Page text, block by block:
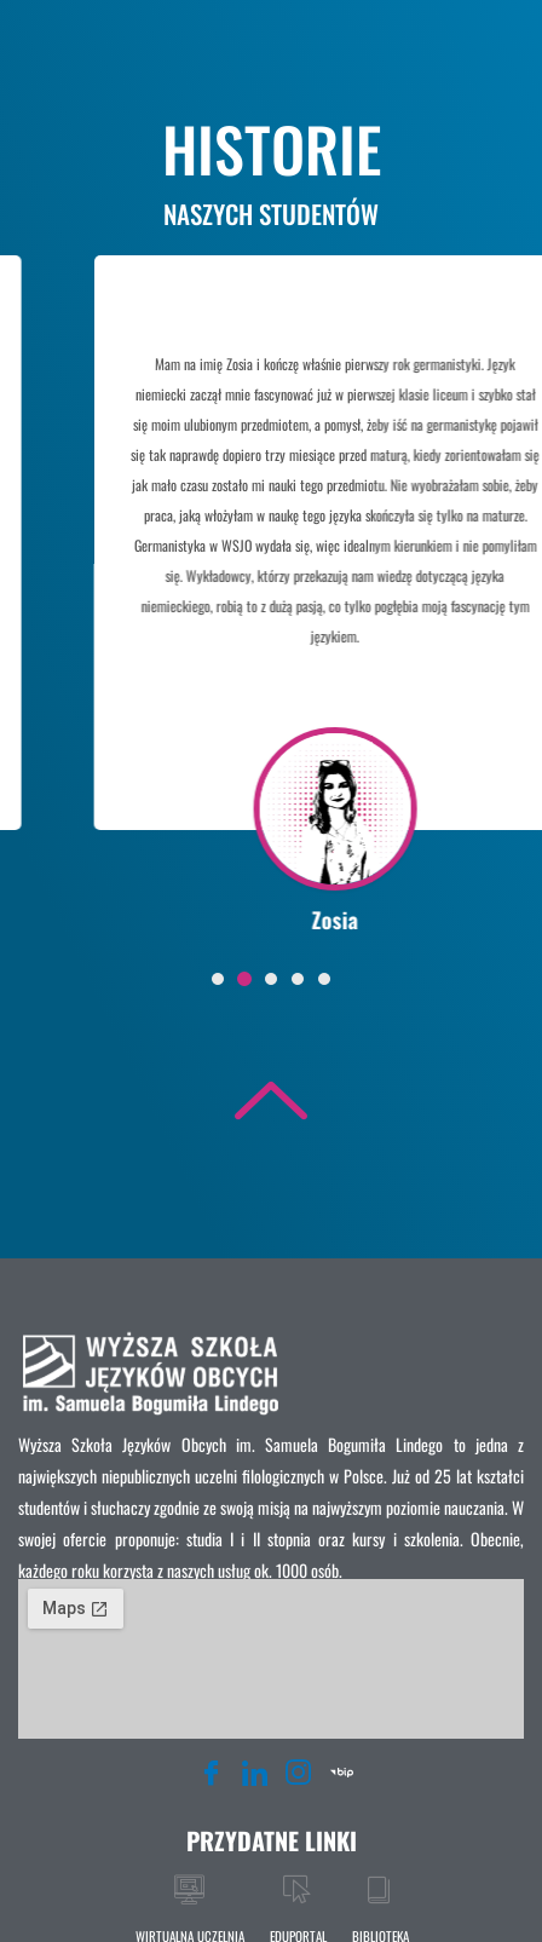
HISTORIE
NASZYCH STUDENTÓW
Mam na imię Zosia i kończę właśnie pierwszy rok germanistyki. Język
niemiecki zaczął mnie fascynować już w pierwszej klasie liceum i szybko stał
się moim ulubionym przedmiotem, a pomysł, żeby iść na germanistykę pojawił
się tak naprawdę dopiero trzy miesiące przed maturą, kiedy zorientowałam się
jak mało czasu zostało mi nauki tego przedmiotu. Nie wyobrażałam sobie, żeby
praca, jaką włożyłam w naukę tego języka skończyła się tylko na maturze.
Germanistyka w WSJO wydała się, więc idealnym kierunkiem i nie pomyliłam
się. Wykładowcy, którzy przekazują nam wiedzę dotyczącą języka
niemieckiego, robią to z dużą pasją, co tylko pogłębia moją fascynację tym
Wyższa Szkoła Języków Obcych im. Samuela Bogumiła Lindego to jedna z
największych niepublicznych uczelni filologicznych w Polsce. Już od 25 lat kształci
studentów i słuchaczy zgodnie ze swoją misją na najwyższym poziomie nauczania. W
swojej ofercie proponuje: studia I i II stopnia oraz kursy i szkolenia. Obecnie,
każdego roku korzysta z naszych usług ok. 1000 osób.
PRZYDATNE LINKI
WIRTUALNA UCZELNIA EDUPORTAL BIBLIOTEKA